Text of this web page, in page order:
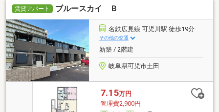
賃貸アパート ブルースカイ Ｂ
名鉄広見線 可児川駅 徒歩19分
その他の交通
新築 / 2階建
岐阜県可児市土田
7.15万円
管理費2,900円